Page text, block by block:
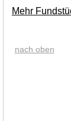
Mehr
nach oben